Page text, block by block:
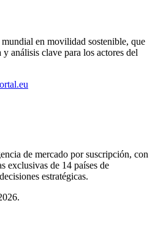
en movilidad sostenible, que
análisis clave para los actores del
de mercado por suscripción, con
exclusivas de 14 países de
estratégicas.